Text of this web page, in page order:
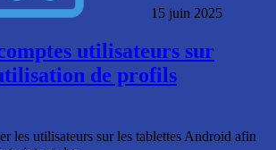
15 juin 2025
utilisateurs sur
de profils
les utilisateurs sur les tablettes Android afin